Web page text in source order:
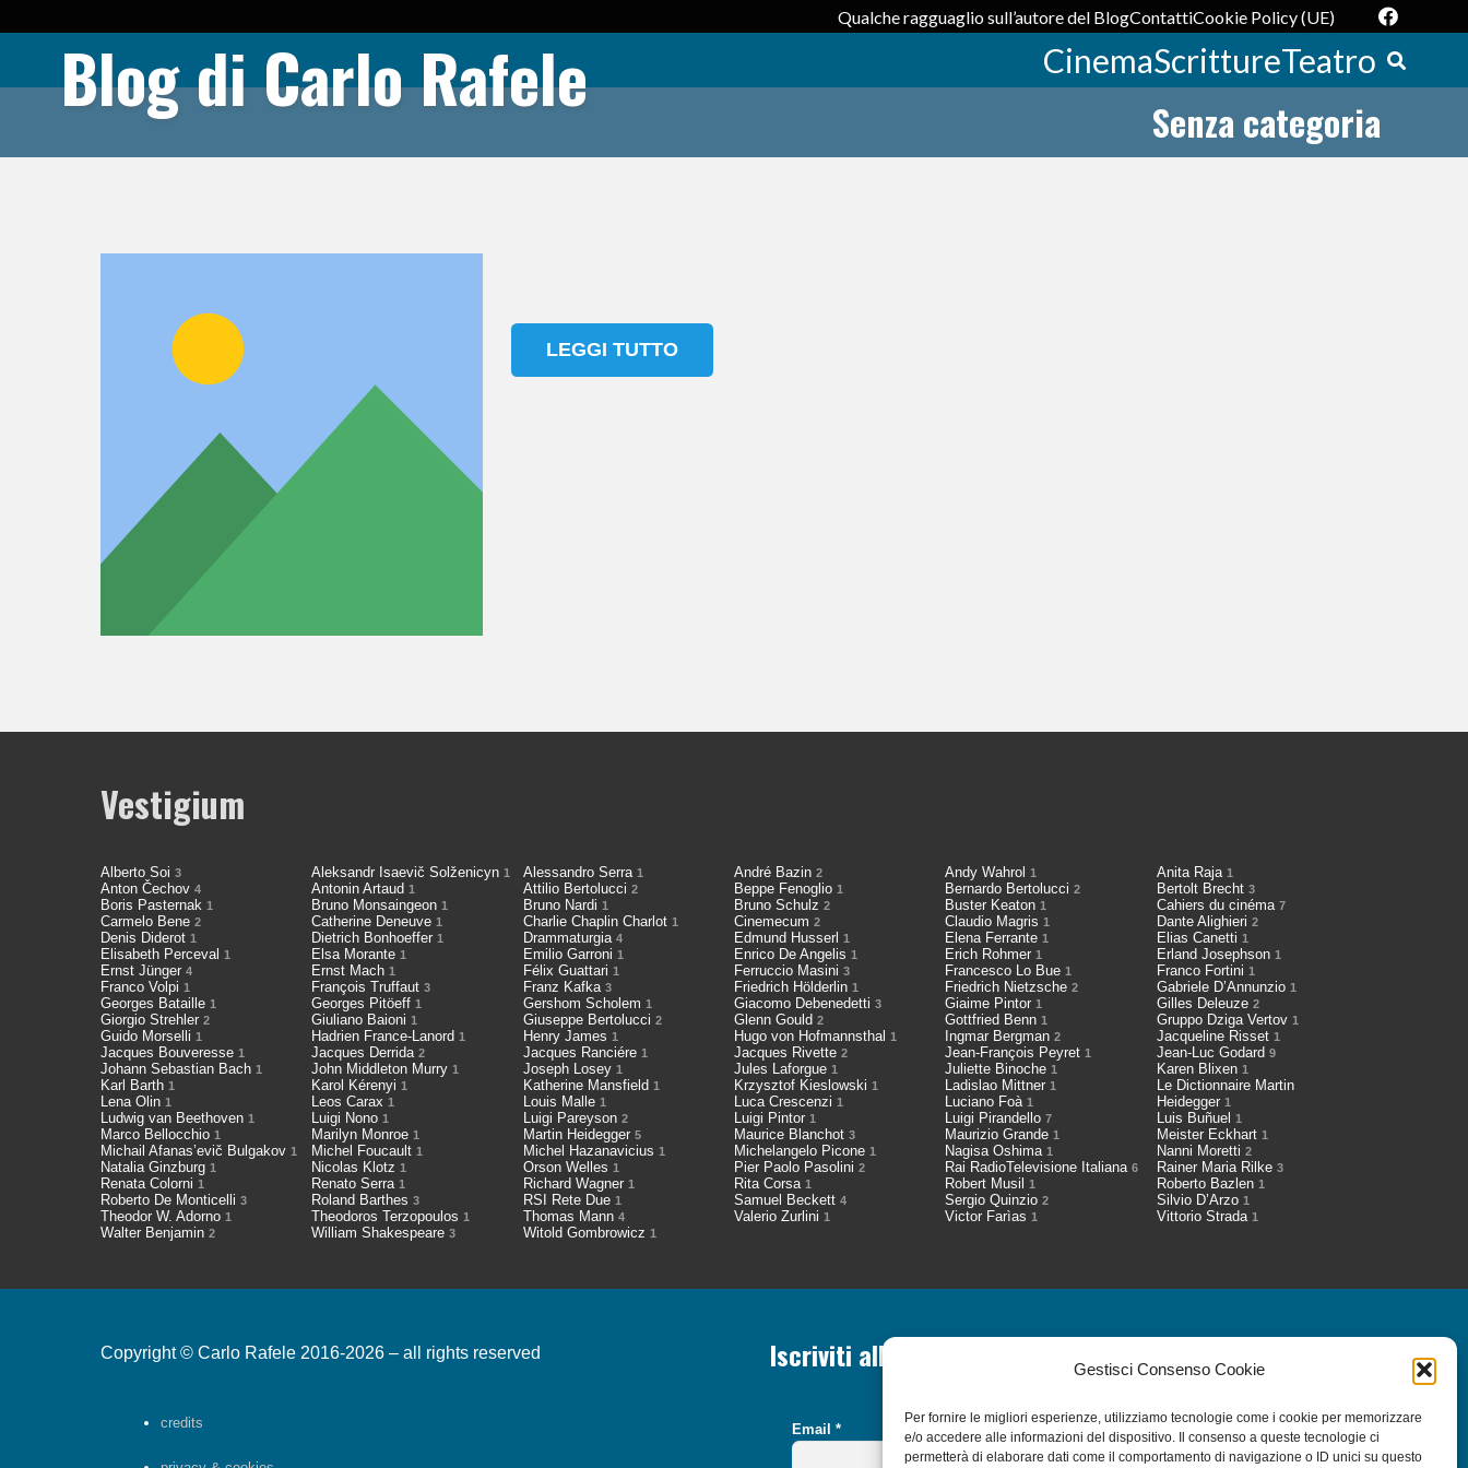
Gestisci Consenso Cookie
Per fornire le migliori esperienze, utilizziamo tecnologie come i cookie per memorizzare
e/o accedere alle informazioni del dispositivo. Il consenso a queste tecnologie ci
permetterà di elaborare dati come il comportamento di navigazione o ID unici su questo
Qualche ragguaglio sull’autore del BlogContattiCookie Policy (UE)
Blog di Carlo Rafele CinemaScrittureTeatro
Senza categoria
LEGGI TUTTO
Vestigium
Alberto Soi 3 Aleksandr Isaevič Solženicyn1 Alessandro Serra 1 André Bazin 2 Andy Wahrol1 Anita Raja 1
Anton Čechov 4 Antonin Artaud1 Attilio Bertolucci 2 Beppe Fenoglio 1 Bernardo Bertolucci2 Bertolt Brecht 3
Boris Pasternak 1 Bruno Monsaingeon1 Bruno Nardi 1 Bruno Schulz 2 Buster Keaton1 Cahiers du cinéma 7
Carmelo Bene 2 Catherine Deneuve1 Charlie Chaplin Charlot 1 Cinemecum 2 Claudio Magris1 Dante Alighieri 2
Denis Diderot 1 Dietrich Bonhoeffer1 Drammaturgia 4 Edmund Husserl 1 Elena Ferrante1 Elias Canetti 1
Elisabeth Perceval 1 Elsa Morante1 Emilio Garroni 1 Enrico De Angelis 1 Erich Rohmer1 Erland Josephson 1
Ernst Jünger 4 Ernst Mach1 Félix Guattari 1 Ferruccio Masini 3 Francesco Lo Bue1 Franco Fortini 1
Franco Volpi 1 François Truffaut3 Franz Kafka 3 Friedrich Hölderlin 1 Friedrich Nietzsche2 Gabriele D’Annunzio 1
Georges Bataille 1 Georges Pitöeff1 Gershom Scholem 1 Giacomo Debenedetti 3 Giaime Pintor1 Gilles Deleuze 2
Giorgio Strehler 2 Giuliano Baioni1 Giuseppe Bertolucci 2 Glenn Gould 2 Gottfried Benn1 Gruppo Dziga Vertov 1
Guido Morselli 1 Hadrien France-Lanord1 Henry James 1 Hugo von Hofmannsthal 1 Ingmar Bergman2 Jacqueline Risset 1
Jacques Bouveresse 1 Jacques Derrida2 Jacques Ranciére 1 Jacques Rivette 2 Jean-François Peyret1 Jean-Luc Godard 9
Johann Sebastian Bach 1 John Middleton Murry1 Joseph Losey 1 Jules Laforgue 1 Juliette Binoche1 Karen Blixen 1
Karl Barth 1 Karol Kérenyi1 Katherine Mansfield 1 Krzysztof Kieslowski 1 Ladislao Mittner1
Le Dictionnaire Martin
Heidegger 1
Lena Olin 1 Leos Carax1 Louis Malle 1 Luca Crescenzi 1 Luciano Foà1
Ludwig van Beethoven 1 Luigi Nono1 Luigi Pareyson 2 Luigi Pintor 1 Luigi Pirandello7 Luis Buñuel 1
Marco Bellocchio 1 Marilyn Monroe1 Martin Heidegger 5 Maurice Blanchot 3 Maurizio Grande1 Meister Eckhart 1
Michail Afanas’evič Bulgakov 1 Michel Foucault1 Michel Hazanavicius 1 Michelangelo Picone 1 Nagisa Oshima1 Nanni Moretti 2
Natalia Ginzburg 1 Nicolas Klotz1 Orson Welles 1 Pier Paolo Pasolini 2 Rai RadioTelevisione Italiana6 Rainer Maria Rilke 3
Renata Colorni 1 Renato Serra1 Richard Wagner 1 Rita Corsa 1 Robert Musil1 Roberto Bazlen 1
Roberto De Monticelli 3 Roland Barthes3 RSI Rete Due 1 Samuel Beckett 4 Sergio Quinzio2 Silvio D’Arzo 1
Theodor W. Adorno 1 Theodoros Terzopoulos1 Thomas Mann 4 Valerio Zurlini 1 Victor Farìas1 Vittorio Strada 1
Walter Benjamin 2 William Shakespeare3 Witold Gombrowicz 1
Copyright © Carlo Rafele 2016-2026 – all rights reserved
credits
Iscriviti alla nostra Newsletter
Email *